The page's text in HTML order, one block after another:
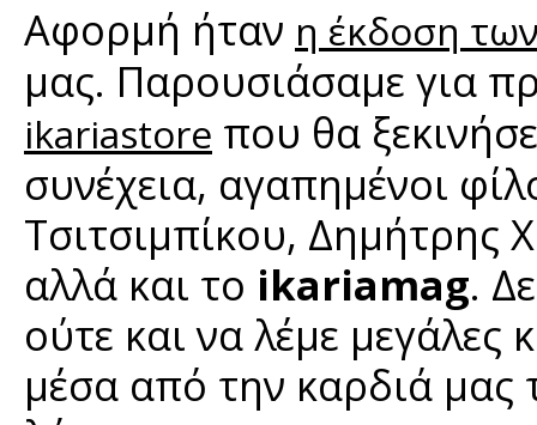
Αφορμή ήταν η έκδοση
μας. Παρουσιάσαμε για
ikariastore που θα
συνέχεια, αγαπημένοι
Τσιτσιμπίκου, Δημήτρης
αλλά και το ikariamag.
ούτε και να λέμε μεγάλες
μέσα από την καρδιά μας